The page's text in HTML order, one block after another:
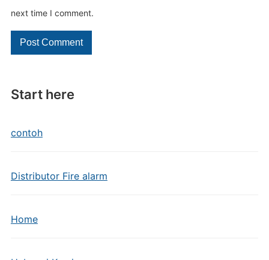
Start here
contoh
Distributor Fire alarm
Home
next time I comment.